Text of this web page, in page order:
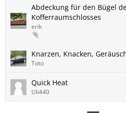
Abdeckung für den Bügel
Kofferraumschlosses
erik
Knarzen, Knacken,
Toto
Quick Heat
Uli440